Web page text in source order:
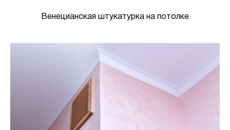
Венецианская штукатурка на потолке